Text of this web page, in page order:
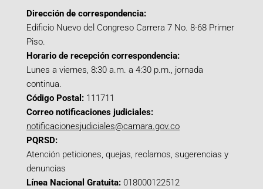
Dirección de correspondencia:
Edificio Nuevo del Congreso Carrera 7 No. 8-68 Primer
Piso.
Horario de recepción correspondencia:
Lunes a viernes, 8:30 a.m. a 4:30 p.m., jornada
continua.
Código Postal: 111711
Correo notificaciones judiciales:
notificacionesjudiciales@camara.gov.co
PQRSD:
Atención peticiones, quejas, reclamos, sugerencias y
denuncias
Línea Nacional Gratuita: 018000122512